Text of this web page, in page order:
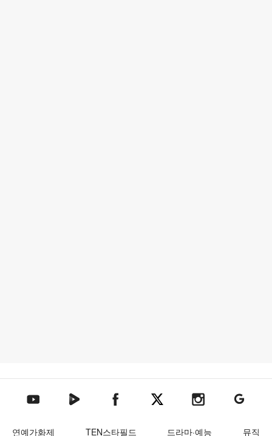
텐아시아 유튜브텐아시아 네이버TV텐아시아 페이스북텐아시아 엑스텐아시아 인스타그램
텐아시아
연예가화제 TEN스타필드 드라마·예능 뮤직